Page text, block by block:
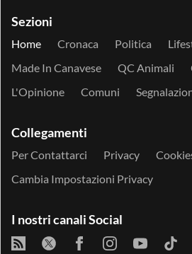
Sezioni
Home Cronaca Politica
Made In Canavese
QC Animali
L'Opinione
Comuni
Collegamenti
Per Contattarci Privacy
Cambia Impostazioni Privacy
I nostri canali Social